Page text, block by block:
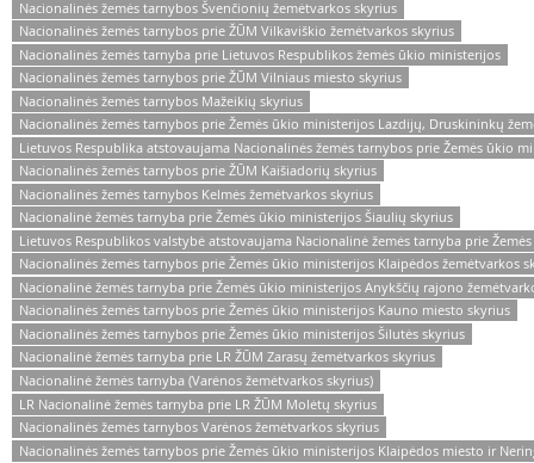
Nacionalinės žemės tarnybos Švenčionių žemėtvarkos skyrius
Nacionalinės žemės tarnybos prie ŽŪM Vilkaviškio žemėtvarkos skyrius
Nacionalinės žemės tarnyba prie Lietuvos Respublikos žemės ūkio ministerijos
Nacionalinės žemės tarnybos prie ŽŪM Vilniaus miesto skyrius
Nacionalinės žemės tarnybos Mažeikių skyrius
Nacionalinės žemės tarnybos prie Žemės ūkio ministerijos Lazdijų, Druskininkų
Lietuvos Respublika atstovaujama Nacionalinės žemės tarnybos prie Žemės ūkio
Nacionalinės žemės tarnybos prie ŽŪM Kaišiadorių skyrius
Nacionalinės žemės tarnybos Kelmės žemėtvarkos skyrius
Nacionalinė žemės tarnyba prie Žemės ūkio ministerijos Šiaulių skyrius
Lietuvos Respublikos valstybė atstovaujama Nacionalinė žemės tarnyba prie
Nacionalinės žemės tarnybos prie Žemės ūkio ministerijos Klaipėdos žemėtvarkos
Nacionalinė žemės tarnyba prie Žemės ūkio ministerijos Anykščių rajono
Nacionalinės žemės tarnybos prie Žemės ūkio ministerijos Kauno miesto skyrius
Nacionalinės žemės tarnybos prie Žemės ūkio ministerijos Šilutės skyrius
Nacionalinė žemės tarnyba prie LR ŽŪM Zarasų žemėtvarkos skyrius
Nacionalinė žemės tarnyba (Varėnos žemėtvarkos skyrius)
LR Nacionalinė žemės tarnyba prie LR ŽŪM Molėtų skyrius
Nacionalinės žemės tarnybos Varėnos žemėtvarkos skyrius
Nacionalinės žemės tarnybos prie Žemės ūkio ministerijos Klaipėdos miesto ir